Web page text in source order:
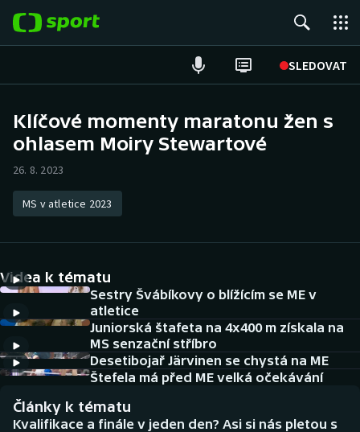
SLEDOVAT
Hokej
Atletika
DALŠÍ SPORTY
Americký fotbal
Baseball a softbal
Basketbal
NEPŘEHLÉDNĚTE
Soutěže
Historické návraty
Klíčové momenty maratonu žen s
ohlasem Moiry Stewartové
26. 8. 2023
MS v atletice 2023
Videa k tématu
Sestry Švábíkovy o blížícím se ME v
atletice
Juniorská štafeta na 4x400 m získala na
MS senzační stříbro
Desetibojař Järvinen se chystá na ME
Štefela má před ME velká očekávání
Články k tématu
Kvalifikace a finále v jeden den? Asi si nás pletou s